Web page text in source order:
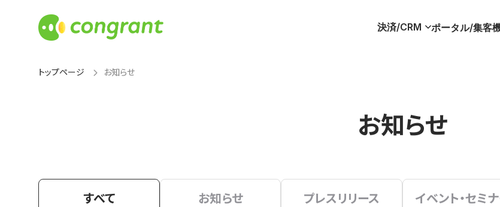
決済/CRM ポータル/集客
トップページ お知らせ
お知らせ
すべて お知らせ プレスリリース イベント・セミ